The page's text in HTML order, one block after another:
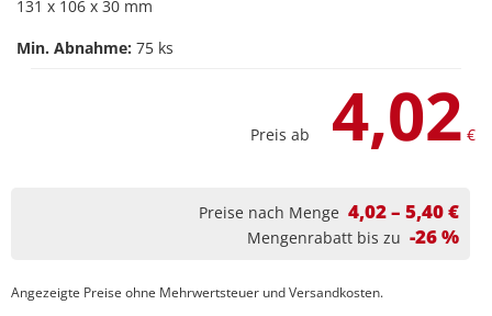
131 x 106 x 30 mm
Min. Abnahme: 75 ks
Preis ab 4,02 €
Preise nach Menge 4,02 – 5,40 €
Mengenrabatt bis zu -26 %
Angezeigte Preise ohne Mehrwertsteuer und Versandkosten.